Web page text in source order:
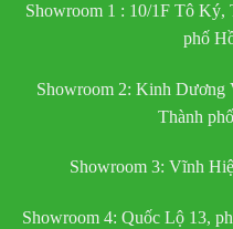
Showroom 1 : 10/1F Tô Ký,
phố
Showroom 2: Kinh Dương
Thành
Showroom 3: Vĩnh
Showroom 4: Quốc Lộ 13,